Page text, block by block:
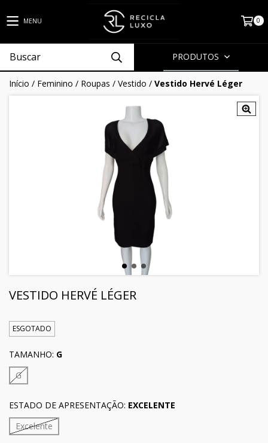
MENU 0
PRODUTOS
Início / Feminino / Roupas / Vestido / Vestido Hervé Léger
VESTIDO HERVÉ LÉGER
ESGOTADO
TAMANHO: G
G
ESTADO DE APRESENTAÇÃO: EXCELENTE
Excelente